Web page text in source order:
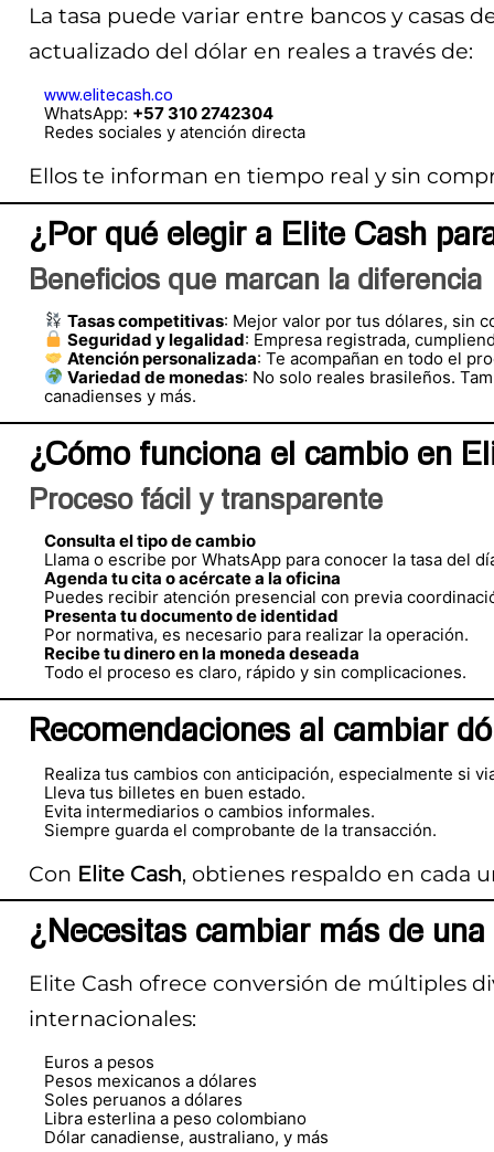
La tasa puede variar entre bancos y casas
actualizado del dólar en reales a través de:
www.elitecash.co
WhatsApp: +57 310 2742304
Redes sociales y atención directa
Ellos te informan en tiempo real y sin
¿Por qué elegir a Elite Cash
Beneficios que marcan la diferencia
Tasas competitivas: Mejor valor por tus dólares, sin
Seguridad y legalidad: Empresa registrada,
Atención personalizada: Te acompañan en todo el
Variedad de monedas: No solo reales brasileños.
canadienses y más.
¿Cómo funciona el cambio en
Proceso fácil y transparente
Consulta el tipo de cambio
Llama o escribe por WhatsApp para conocer la tasa del
Agenda tu cita o acércate a la oficina
Puedes recibir atención presencial con previa
Presenta tu documento de identidad
Por normativa, es necesario para realizar la operación.
Recibe tu dinero en la moneda deseada
Todo el proceso es claro, rápido y sin complicaciones.
Recomendaciones al cambiar
Realiza tus cambios con anticipación, especialmente si
Lleva tus billetes en buen estado.
Evita intermediarios o cambios informales.
Siempre guarda el comprobante de la transacción.
Con Elite Cash, obtienes respaldo en cada
¿Necesitas cambiar más de
Elite Cash ofrece conversión de múltiples
internacionales:
Euros a pesos
Pesos mexicanos a dólares
Soles peruanos a dólares
Libra esterlina a peso colombiano
Dólar canadiense, australiano, y más